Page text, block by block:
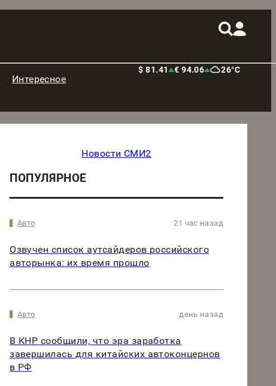
Интересное
$ 81.41 € 94.06 26°C
Новости СМИ2
ПОПУЛЯРНОЕ
Авто 21 час назад
Озвучен список аутсайдеров российского
авторынка: их время прошло
Авто день назад
В КНР сообщили, что эра заработка
завершилась для китайских автоконцернов
в РФ